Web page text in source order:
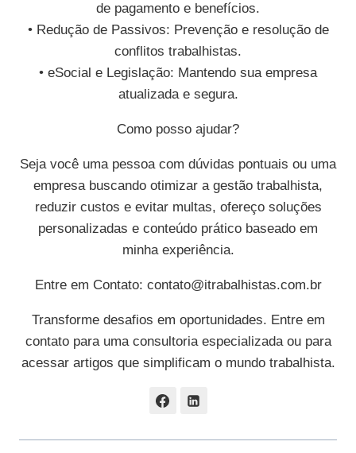
de pagamento e benefícios.
• Redução de Passivos: Prevenção e resolução de
conflitos trabalhistas.
• eSocial e Legislação: Mantendo sua empresa
atualizada e segura.
Como posso ajudar?
Seja você uma pessoa com dúvidas pontuais ou uma
empresa buscando otimizar a gestão trabalhista,
reduzir custos e evitar multas, ofereço soluções
personalizadas e conteúdo prático baseado em
minha experiência.
Entre em Contato: contato@itrabalhistas.com.br
Transforme desafios em oportunidades. Entre em
contato para uma consultoria especializada ou para
acessar artigos que simplificam o mundo trabalhista.